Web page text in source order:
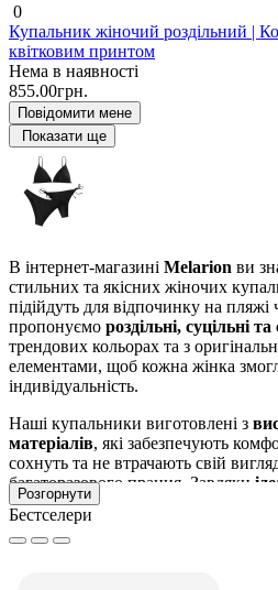
0
Купальник жіночий роздільний |
квітковим принтом
Нема в наявності
855.00грн.
Повідомити мене
Показати ще
В інтернет-магазині Melarion ви
стильних та якісних жіночих
підійдуть для відпочинку на
пропонуємо роздільні, суцільні
трендових кольорах та з
елементами, щоб кожна жінка
індивідуальність.
Наші купальники виготовлені з
матеріалів, які забезпечують
сохнуть та не втрачають свій
багаторазового прання. Завдяки
підкреслюють жіночі форми та
час плавання чи активного
Розгорнути
Бестселери